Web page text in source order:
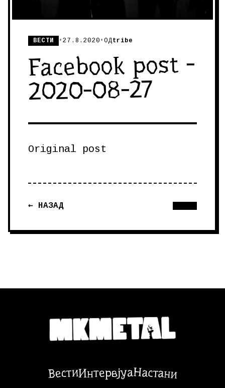
ВЕСТИ •27.8.2020 •ОДtribe
Facebook post -
2020-08-27
Original post
← НАЗАД
ВестиИнтервјуаНастани